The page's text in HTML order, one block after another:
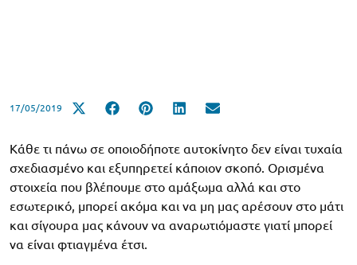
17/05/2019
Κάθε τι πάνω σε οποιοδήποτε αυτοκίνητο δεν είναι τυχαία
σχεδιασμένο και εξυπηρετεί κάποιον σκοπό. Ορισμένα
στοιχεία που βλέπουμε στο αμάξωμα αλλά και στο
εσωτερικό, μπορεί ακόμα και να μη μας αρέσουν στο μάτι
και σίγουρα μας κάνουν να αναρωτιόμαστε γιατί μπορεί
να είναι φτιαγμένα έτσι.